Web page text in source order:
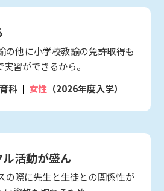
の他に小学校教諭の免許取得も
習ができるから。
科
女性 （2026年度入学）
活動が盛ん
の際に先生と生徒との関係性が